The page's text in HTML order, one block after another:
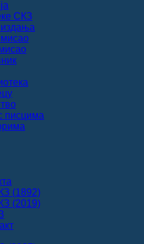
СКЗ
издања
мисао
писцима
(1892)
(2019)